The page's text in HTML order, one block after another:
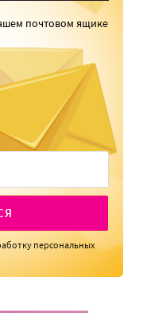
почтовом ящике
персональных